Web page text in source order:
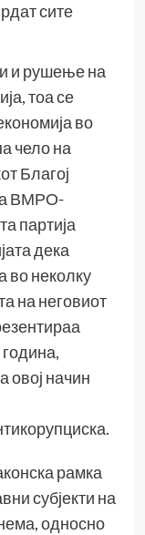
сите
и рушење на
тоа се
во
чело на
Благој
ВМРО-
партија
дека
во неколку
на неговиот
овој начин
рамка
субјекти на
односно